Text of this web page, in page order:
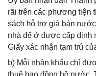
rãi trên các phương tiện
sách hỗ trợ giá bán
nhà để ở được cấp định
Giấy xác nhận tạm trú
b) Mỗi nhân khẩu chỉ
thuê bao đồng hồ nước.